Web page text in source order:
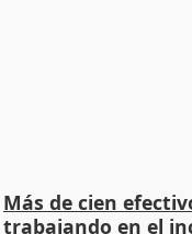
Más de cien
trabajando en el